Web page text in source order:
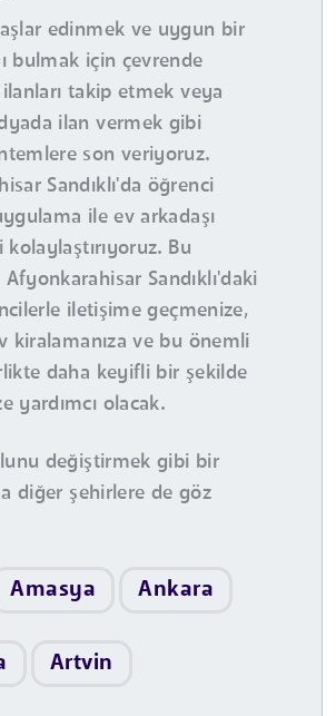
edinmek ve uygun bir
bulmak için çevrende
takip etmek veya
ilan vermek gibi
son veriyoruz.
Sandıklı'da öğrenci
ile ev arkadaşı
Bu
Sandıklı'daki
iletişime geçmenize,
kiralamanıza ve bu önemli
daha keyifli bir şekilde
yardımcı olacak.
değiştirmek gibi bir
diğer şehirlere de göz
Amasya Ankara
Artvin